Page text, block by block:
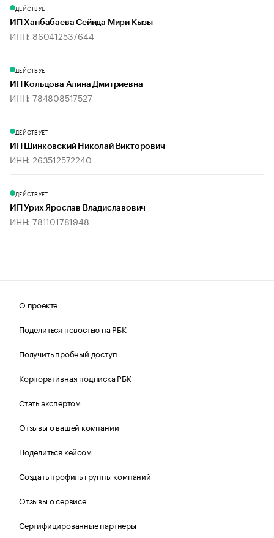
ДЕЙСТВУЕТ
ИП Ханбабаева Сейида Мири Кызы
ИНН: 860412537644
ДЕЙСТВУЕТ
ИП Кольцова Алина Дмитриевна
ИНН: 784808517527
ДЕЙСТВУЕТ
ИП Шинковский Николай Викторович
ИНН: 263512572240
ДЕЙСТВУЕТ
ИП Урих Ярослав Владиславович
ИНН: 781101781948
О проекте
Поделиться новостью на РБК
Получить пробный доступ
Корпоративная подписка РБК
Стать экспертом
Отзывы о вашей компании
Поделиться кейсом
Создать профиль группы компаний
Отзывы о сервисе
Сертифицированные партнеры